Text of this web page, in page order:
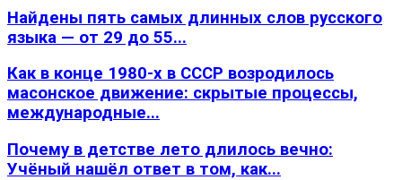
Найдены пять самых длинных слов русского
языка — от 29 до 55...
Как в конце 1980-х в СССР возродилось
масонское движение: скрытые процессы,
международные...
Почему в детстве лето длилось вечно:
Учёный нашёл ответ в том, как...